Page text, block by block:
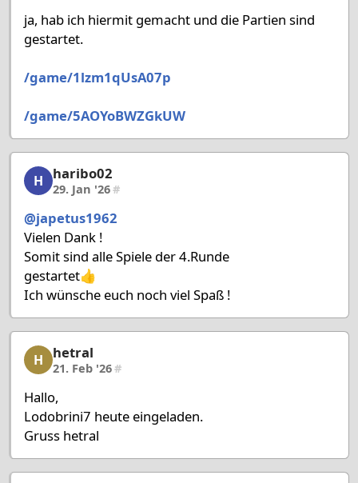
ja, hab ich hiermit gemacht und die Partien sind
gestartet.
/game/1lzm1qUsA07p
/game/5AOYoBWZGkUW
haribo02, 48/58, 29. Jan '26
H haribo02
29. Jan '26#
@japetus1962
Vielen Dank !
Somit sind alle Spiele der 4.Runde
gestartet👍
Ich wünsche euch noch viel Spaß !
hetral, 49/58, 21. Feb '26
H hetral
21. Feb '26#
Hallo,
Lodobrini7 heute eingeladen.
Gruss hetral